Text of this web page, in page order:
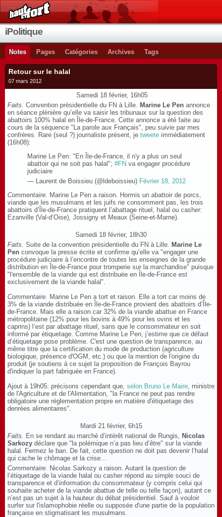
iPolitique
Notes Pages Catégories Archives Tags
Retour sur le halal
07 mars 2012
Samedi 18 février, 16h05
Faits. Convention présidentielle du FN à Lille. Marine Le Pen annonce
en séance plénière qu’elle va saisir les tribunaux sur la question des
abattoirs 100% halal en Île-de-France. Cette annonce a été faite au
cours de la séquence "La parole aux Français", peu suivie par mes
confrères. Rare (seul ?) journaliste présent, je tweete immédiatement
(16h08):
Marine Le Pen: "En Île-de-France, il n'y a plus un seul
abattoir qui ne soit pas halal"; #FN va engager procédure
judiciaire
— Laurent de Boissieu (@ldeboissieu) Février 18, 2012
Commentaire. Marine Le Pen a raison. Hormis un abattoir de porcs,
viande que les musulmans et les juifs ne consomment pas, les trois
abattoirs d’Île-de-France pratiquent l’abattage rituel, halal ou casher:
Ezanville (Val-d’Oise), Jossigny et Meaux (Seine-et-Marne).
Samedi 18 février, 18h30
Faits. Suite de la convention présidentielle du FN à Lille. Marine Le
Pen convoque la presse écrite et confirme qu’elle va "engager une
procédure judiciaire à l’encontre de toutes les enseignes de la grande
distribution en Île-de-France pour tromperie sur la marchandise" puisque
"l'ensemble de la viande qui est distribuée en Île-de-France est
exclusivement de la viande halal".
Commentaire. Marine Le Pen a tort et raison. Elle a tort car moins de
3% de la viande distribuée en Île-de-France provient des abattoirs d’Île-
de-France. Mais elle a raison car 32% de la viande abattue en France
métropolitaine (12% pour les bovins à 49% pour les ovins et les
caprins) l’est par abattage rituel, sans que le consommateur en soit
informé par étiquetage. Comme Marine Le Pen, j’estime que ce défaut
d’étiquetage pose problème. C'est une question de transparence, au
même titre que la certification du mode de production (agriculture
biologique, présence d'OGM, etc.) ou que la mention de l'origine du
produit (je soutiens à ce sujet la proposition de François Bayrou
d'indiquer la part fabriquée en France).
Ajout à 19h05: précisons cependant que, selon Bruno Le Maire, ministre
de l'Agriculture et de l'Alimentation, "la France ne peut pas rendre
obligatoire une réglementation propre en matière d'étiquetage des
denrées alimentaires".
Mardi 21 février, 6h15
Faits. En se rendant au marché d’intérêt national de Rungis, Nicolas
Sarkozy déclare que "la polémique n’a pas lieu d’être" sur la viande
halal. Fermez le ban. De fait, cette question ne doit pas devenir l’halal
qui cache le chômage et la crise…
Commentaire. Nicolas Sarkozy a raison. Autant la question de
l’étiquetage de la viande halal ou casher répond au simple souci de
transparence et d’information du consommateur (y compris celui qui
souhaite acheter de la viande abattue de telle ou telle façon), autant ce
n’est pas un sujet à la hauteur du débat présidentiel. Sauf à vouloir
surfer sur l'islamophobie réelle ou supposée d'une partie de la population
française en stigmatisant les musulmans.